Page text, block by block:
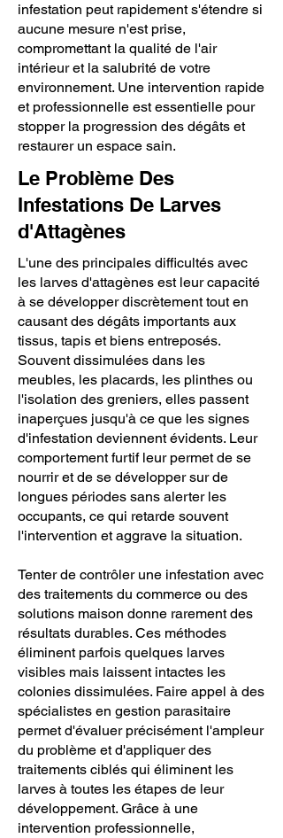
infestation peut rapidement s'étendre si
aucune mesure n'est prise,
compromettant la qualité de l'air
intérieur et la salubrité de votre
environnement. Une intervention rapide
et professionnelle est essentielle pour
stopper la progression des dégâts et
restaurer un espace sain.
Le Problème Des
Infestations De Larves
d'Attagènes
L'une des principales difficultés avec
les larves d'attagènes est leur capacité
à se développer discrètement tout en
causant des dégâts importants aux
tissus, tapis et biens entreposés.
Souvent dissimulées dans les
meubles, les placards, les plinthes ou
l'isolation des greniers, elles passent
inaperçues jusqu'à ce que les signes
d'infestation deviennent évidents. Leur
comportement furtif leur permet de se
nourrir et de se développer sur de
longues périodes sans alerter les
occupants, ce qui retarde souvent
l'intervention et aggrave la situation.
Tenter de contrôler une infestation avec
des traitements du commerce ou des
solutions maison donne rarement des
résultats durables. Ces méthodes
éliminent parfois quelques larves
visibles mais laissent intactes les
colonies dissimulées. Faire appel à des
spécialistes en gestion parasitaire
permet d'évaluer précisément l'ampleur
du problème et d'appliquer des
traitements ciblés qui éliminent les
larves à toutes les étapes de leur
développement. Grâce à une
intervention professionnelle,